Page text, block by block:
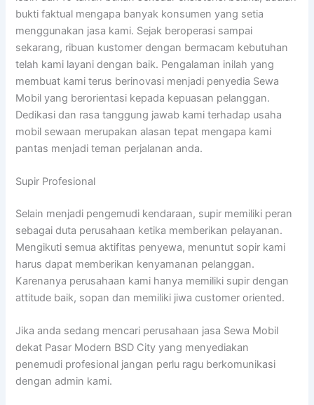
bukti faktual mengapa banyak konsumen yang setia
menggunakan jasa kami. Sejak beroperasi sampai
sekarang, ribuan kustomer dengan bermacam kebutuhan
telah kami layani dengan baik. Pengalaman inilah yang
membuat kami terus berinovasi menjadi penyedia Sewa
Mobil yang berorientasi kepada kepuasan pelanggan.
Dedikasi dan rasa tanggung jawab kami terhadap usaha
mobil sewaan merupakan alasan tepat mengapa kami
pantas menjadi teman perjalanan anda.
Supir Profesional
Selain menjadi pengemudi kendaraan, supir memiliki peran
sebagai duta perusahaan ketika memberikan pelayanan.
Mengikuti semua aktifitas penyewa, menuntut sopir kami
harus dapat memberikan kenyamanan pelanggan.
Karenanya perusahaan kami hanya memiliki supir dengan
attitude baik, sopan dan memiliki jiwa customer oriented.
Jika anda sedang mencari perusahaan jasa Sewa Mobil
dekat Pasar Modern BSD City yang menyediakan
penemudi profesional jangan perlu ragu berkomunikasi
dengan admin kami.